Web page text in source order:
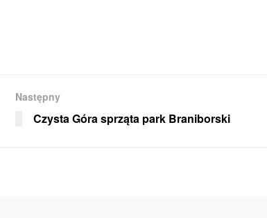
Następny
Czysta Góra sprząta park Braniborski